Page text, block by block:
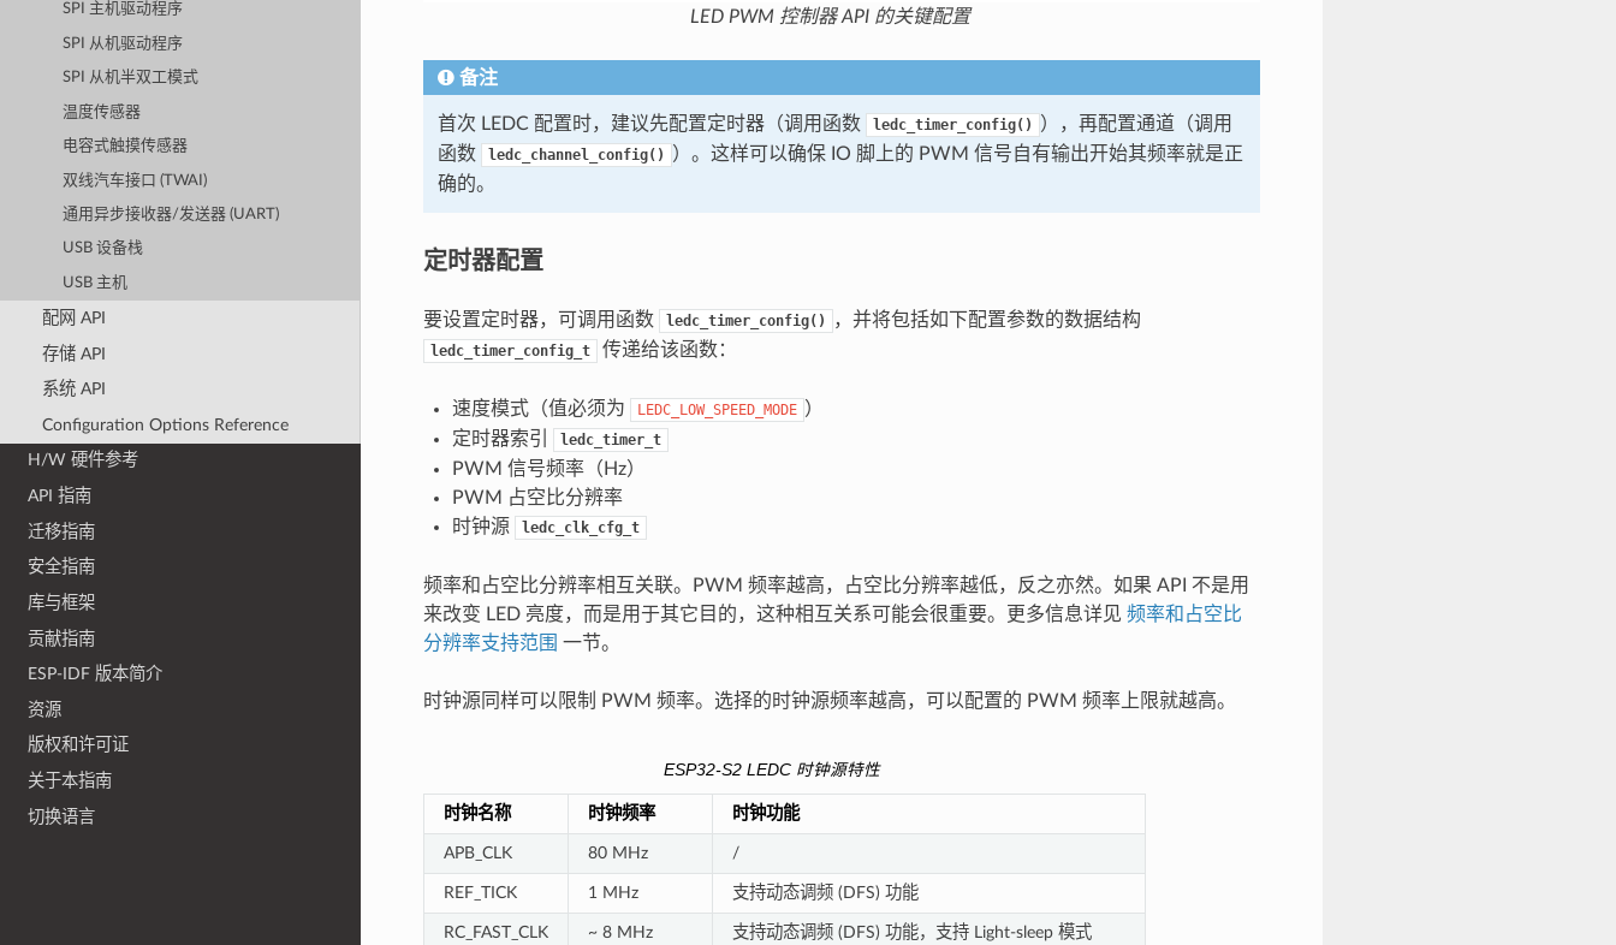
SPI 主机驱动程序
SPI 从机驱动程序
SPI 从机半双工模式
温度传感器
电容式触摸传感器
双线汽车接口 (TWAI)
通用异步接收器/发送器 (UART)
USB 设备栈
USB 主机
配网 API
存储 API
系统 API
Configuration Options Reference
H/W 硬件参考
API 指南
迁移指南
安全指南
库与框架
贡献指南
ESP-IDF 版本简介
资源
版权和许可证
关于本指南
切换语言
LED PWM 控制器 API 的关键配置
备注
首次 LEDC 配置时，建议先配置定时器（调用函数 ledc_timer_config()
），再配置通道（调用
函数
ledc_channel_config()
）。这样可以确保 IO 脚上的 PWM 信号自有输出开始其频率就是正
确的。
定时器配置
要设置定时器，可调用函数 ledc_timer_config() ，并将包括如下配置参数的数据结构
ledc_timer_config_t 传递给该函数：
速度模式（值必须为 LEDC_LOW_SPEED_MODE ）
定时器索引
ledc_timer_t
PWM 信号频率（Hz）
PWM 占空比分辨率
时钟源
ledc_clk_cfg_t
频率和占空比分辨率相互关联。PWM 频率越高，占空比分辨率越低，反之亦然。如果 API 不是用
来改变 LED 亮度，而是用于其它目的，这种相互关系可能会很重要。更多信息详见 频率和占空比
分辨率支持范围 一节。
时钟源同样可以限制 PWM 频率。选择的时钟源频率越高，可以配置的 PWM 频率上限就越高。
ESP32-S2 LEDC 时钟源特性
时钟名称 时钟频率 时钟功能
APB_CLK 80 MHz /
REF_TICK 1 MHz 支持动态调频 (DFS) 功能
RC_FAST_CLK ~ 8 MHz 支持动态调频 (DFS) 功能，支持 Light-sleep 模式